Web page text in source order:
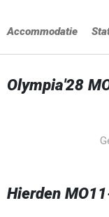
Accommodatie
Olympia'28
Hierden